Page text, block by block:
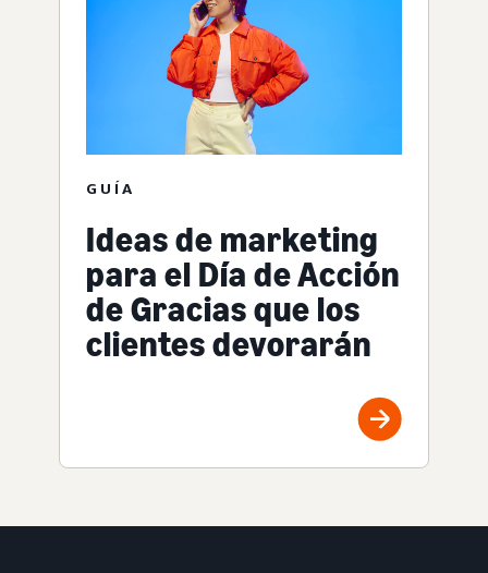
GUÍA
Ideas de marketing
para el Día de Acción
de Gracias que los
clientes devorarán